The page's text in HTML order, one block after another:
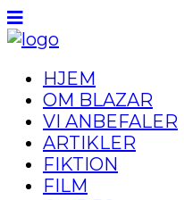
HJEM
OM BLAZAR
VI ANBEFALER
ARTIKLER
FIKTION
FILM